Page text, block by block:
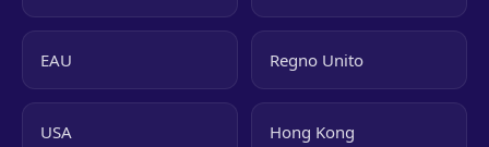
EAU Regno Unito
USA Hong Kong